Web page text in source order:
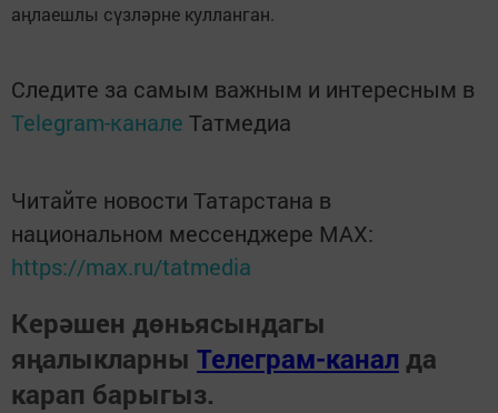
аңлаешлы сүзләрне кулланган.
Следите за самым важным и интересным в
Telegram-канале Татмедиа
Читайте новости Татарстана в
национальном мессенджере MАХ:
https://max.ru/tatmedia
Керәшен дөньясындагы
яңалыкларны Телеграм-канал да
карап барыгыз.